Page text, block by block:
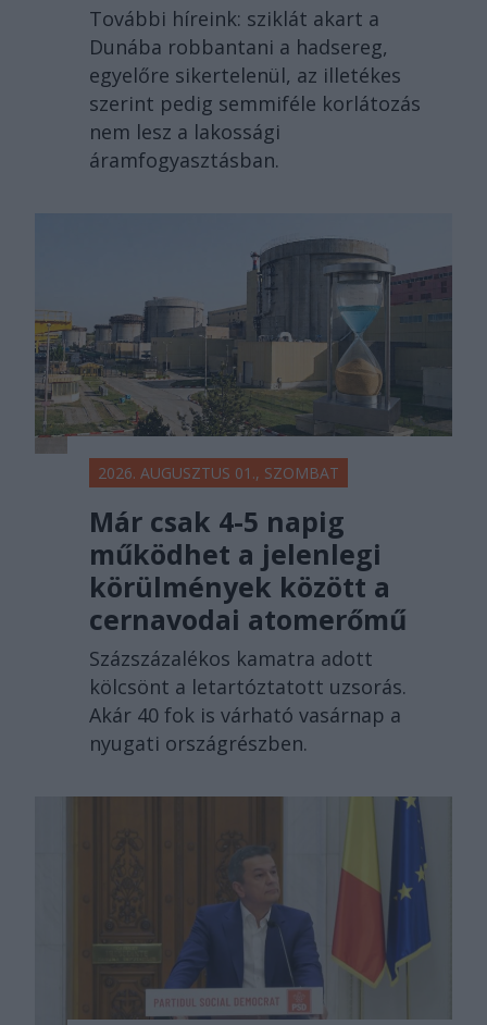
További híreink: sziklát akart a
Dunába robbantani a hadsereg,
egyelőre sikertelenül, az illetékes
szerint pedig semmiféle korlátozás
nem lesz a lakossági
áramfogyasztásban.
2026. AUGUSZTUS 01., SZOMBAT
Már csak 4-5 napig
működhet a jelenlegi
körülmények között a
cernavodai atomerőmű
Százszázalékos kamatra adott
kölcsönt a letartóztatott uzsorás.
Akár 40 fok is várható vasárnap a
nyugati országrészben.